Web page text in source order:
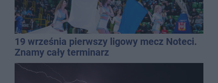
19 września pierwszy ligowy mecz Noteci.
Znamy cały terminarz